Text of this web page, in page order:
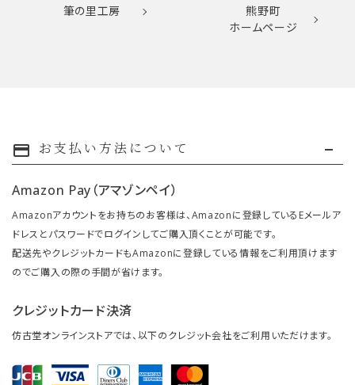
筆の里工房
熊野町
ホームページ
payment お支払い方法について
Amazon Pay（アマゾンペイ）
Amazonアカウントをお持ちのお客様は、Amazonに登録しているEメールア
ドレスとパスワードでログインしてご購入頂くことが可能です。
配送先やクレジットカードもAmazonに登録している情報をご利用頂けます
のでご購入の際の手間が省けます。
クレジットカード決済
仿古堂オンラインストアでは、以下のクレジット会社をご利用いただけます。